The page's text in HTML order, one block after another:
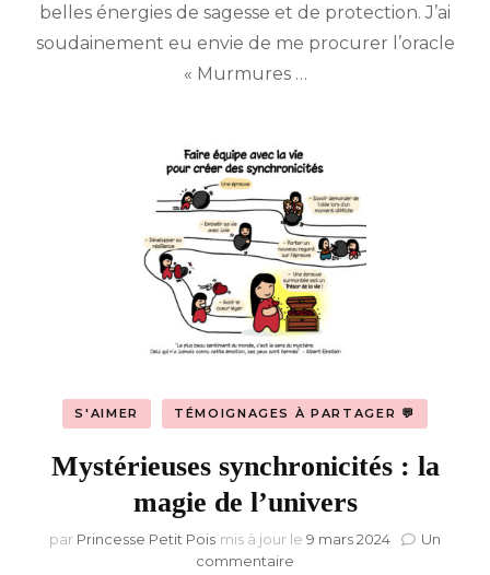
Golovanova
belles énergies de sagesse et de protection. J’ai
soudainement eu envie de me procurer l’oracle
« Murmures …
S'AIMER TÉMOIGNAGES À PARTAGER 💬
Mystérieuses synchronicités : la
magie de l’univers
par Princesse Petit Pois mis à jour le 9 mars 2024
Un
commentaire